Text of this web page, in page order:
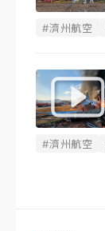
#濟州航空
#濟州航空